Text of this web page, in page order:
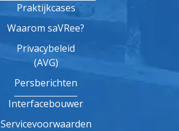
Praktijkcases
Waarom saVRee?
Privacybeleid
(AVG)
Persberichten
Interfacebouwer
Servicevoorwaarden